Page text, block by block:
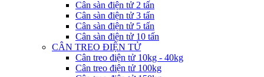
Cân sàn điện tử 2 tấn
Cân sàn điện tử 3 tấn
Cân sàn điện tử 5 tấn
Cân sàn điện tử 10 tấn
CÂN TREO ĐIỆN TỬ
Cân treo điện tử 10kg - 40kg
Cân treo điện tử 100kg